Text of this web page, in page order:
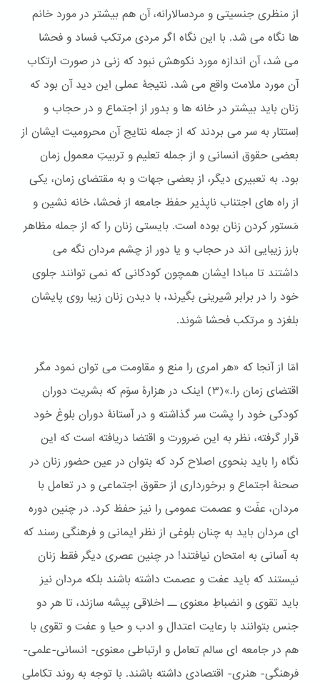
از منظری جنسیتی و مردسالارانه، آن هم بیشتر در مورد خانم
ها نگاه می شد. با این نگاه اگر مردی مرتکب فساد و فحشا
می شد، آن اندازه مورد نکوهش نبود که زنی در صورت ارتکاب
آن مورد ملامت واقع می شد. نتیجۀ عملی این دید آن بود که
زنان باید بیشتر در خانه ها و بدور از اجتماع و در حجاب و
اِستتار به سر می بردند که از جمله نتایج آن محرومیت ایشان از
بعضی حقوق انسانی و از جمله تعلیم و تربیتِ معمول زمان
بود. به تعبیری دیگر، از بعضی جهات و به مقتضای زمان، یکی
از راه های اجتناب ناپذیر حفظ جامعه از فحشا، خانه نشین و
مَستور کردن زنان بوده است. بایستی زنان را که از جمله مظاهر
بارز زیبایی اند در حجاب و یا دور از چشم مردان نگه می
داشتند تا مبادا ایشان همچون کودکانی که نمی توانند جلوی
خود را در برابر شیرینی بگیرند، با دیدن زنان زیبا روی پایشان
بلغزد و مرتکب فحشا شوند.
امّا از آنجا که «هر امری را منع و مقاومت می توان نمود مگر
اقتضای زمان را.»(٣) اینک در هزارۀ سوّم که بشریت دوران
کودکی خود را پشت سر گذاشته و در آستانۀ دوران بلوغ خود
قرار گرفته، نظر به این ضرورت و اقتضا دریافته است که این
نگاه را باید بنحوی اصلاح کرد که بتوان در عین حضور زنان در
صحنۀ اجتماع و برخورداری از حقوق اجتماعی و در تعامل با
مردان، عفّت و عصمت عمومی را نیز حفظ کرد. در چنین دوره
ای مردان باید به چنان بلوغی از نظر ایمانی و فرهنگی رسند كه
به آسانی به امتحان نیافتند! در چنین عصری دیگر فقط زنان
نیستند كه باید عفت و عصمت داشته باشند بلكه مردان نیز
باید تقوی و انضباطِ معنوی ــ اخلاقی پیشه سازند، تا هر دو
جنس بتوانند با رعایت اعتدال و ادب و حیا و عفت و تقوی با
هم در جامعه ای سالم تعامل و ارتباطی معنوی- انسانی-علمی-
فرهنگی- هنری- اقتصادی داشته باشند. با توجه به روند تکاملی